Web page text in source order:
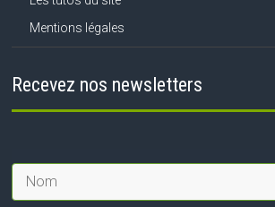
Mentions légales
Recevez nos newsletters